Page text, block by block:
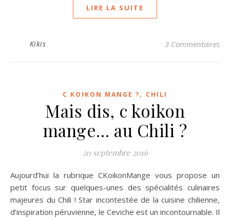
LIRE LA SUITE
Kikis 3 Commentaires
C KOIKON MANGE ?, CHILI
Mais dis, c koikon
mange… au Chili ?
20 septembre 2016
Aujourd’hui la rubrique CKoikonMange vous propose un
petit focus sur quelques-unes des spécialités culinaires
majeures du Chili ! Star incontestée de la cuisine chilienne,
d’inspiration péruvienne, le Ceviche est un incontournable. Il